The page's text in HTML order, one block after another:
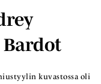
kuvastossa oli